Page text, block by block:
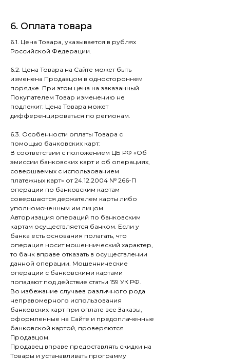
6. Оплата товара
6.1. Цена Товара, указывается в рублях
Российской Федерации.
6.2. Цена Товара на Сайте может быть
изменена Продавцом в одностороннем
порядке. При этом цена на заказанный
Покупателем Товар изменению не
подлежит. Цена Товара может
дифференцироваться по регионам.
6.3. Особенности оплаты Товара с
помощью банковских карт:
В соответствии с положением ЦБ РФ «Об
эмиссии банковских карт и об операциях,
совершаемых с использованием
платежных карт» от 24.12.2004 № 266-П
операции по банковским картам
совершаются держателем карты либо
уполномоченным им лицом.
Авторизация операций по банковским
картам осуществляется банком. Если у
банка есть основания полагать, что
операция носит мошеннический характер,
то банк вправе отказать в осуществлении
данной операции. Мошеннические
операции с банковскими картами
попадают под действие статьи 159 УК РФ.
Во избежание случаев различного рода
неправомерного использования
банковских карт при оплате все Заказы,
оформленные на Сайте и предоплаченные
банковской картой, проверяются
Продавцом.
Продавец вправе предоставлять скидки на
Товары и устанавливать программу